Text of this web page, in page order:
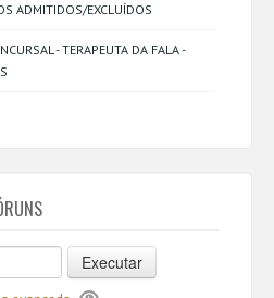
ADMITIDOS/EXCLUÍDOS
- TERAPEUTA DA FALA -
Executar